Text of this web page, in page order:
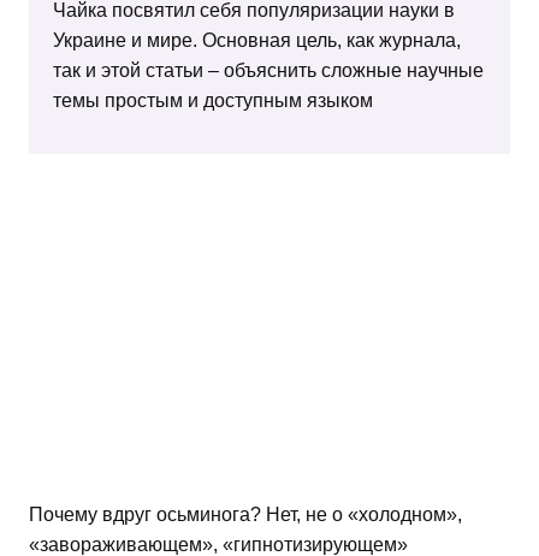
Чайка посвятил себя популяризации науки в
Украине и мире. Основная цель, как журнала,
так и этой статьи – объяснить сложные научные
темы простым и доступным языком
Почему вдруг осьминога? Нет, не о «холодном»,
«завораживающем», «гипнотизирующем»